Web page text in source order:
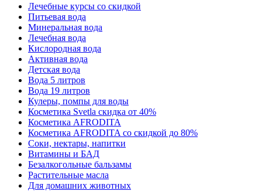
Лечебные курсы со скидкой
Питьевая вода
Минеральная вода
Лечебная вода
Кислородная вода
Активная вода
Детская вода
Вода 5 литров
Вода 19 литров
Кулеры, помпы для воды
Косметика Svetla скидка от 40%
Косметика AFRODITA
Косметика AFRODITA со скидкой до 80%
Соки, нектары, напитки
Витамины и БАД
Безалкогольные бальзамы
Растительные масла
Для домашних животных